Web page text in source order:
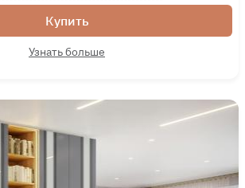
Купить
Узнать больше